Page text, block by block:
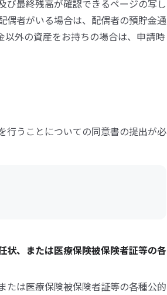
び最終残高が確認できるページの写し
偶者がいる場合は、配偶者の預貯金通
以外の資産をお持ちの場合は、申請時
行うことについての同意書の提出が必
、または医療保険被保険者証等の各
たは医療保険被保険者証等の各種公的